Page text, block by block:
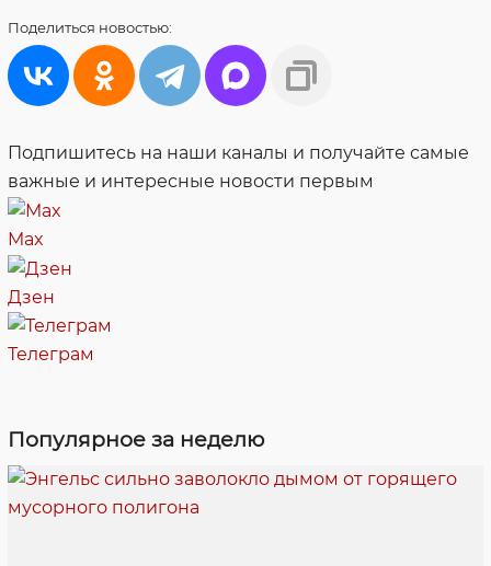
Поделиться новостью:
Подпишитесь на наши каналы и получайте самые
важные и интересные новости первым
Max
Дзен
Телеграм
Популярное за неделю